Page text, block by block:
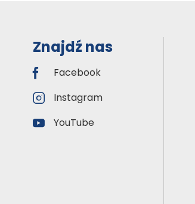
Znajdź nas
Facebook
Instagram
YouTube